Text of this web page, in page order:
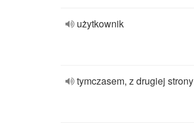
użytkownik
tymczasem, z drugiej strony